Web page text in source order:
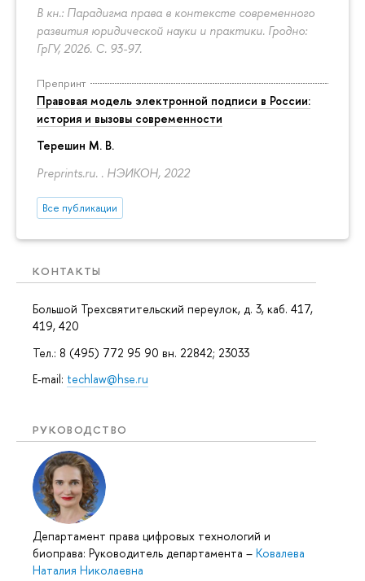
В кн.: Парадигма права в контексте современного
развития юридической науки и практики. Гродно:
ГрГУ, 2026. С. 93-97.
Препринт
Правовая модель электронной подписи в России:
история и вызовы современности
Терешин М. В.
Preprints.ru. . НЭИКОН, 2022
Все публикации
КОНТАКТЫ
Большой Трехсвятительский переулок, д. 3, каб. 417,
419, 420
Тел.: 8 (495) 772 95 90 вн. 22842; 23033
E-mail: techlaw@hse.ru
РУКОВОДСТВО
Департамент права цифровых технологий и
биоправа: Руководитель департамента – Ковалева
Наталия Николаевна